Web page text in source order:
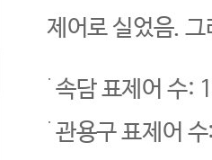
제어로 실었음.
속담 표제어 수:
관용구 표제어